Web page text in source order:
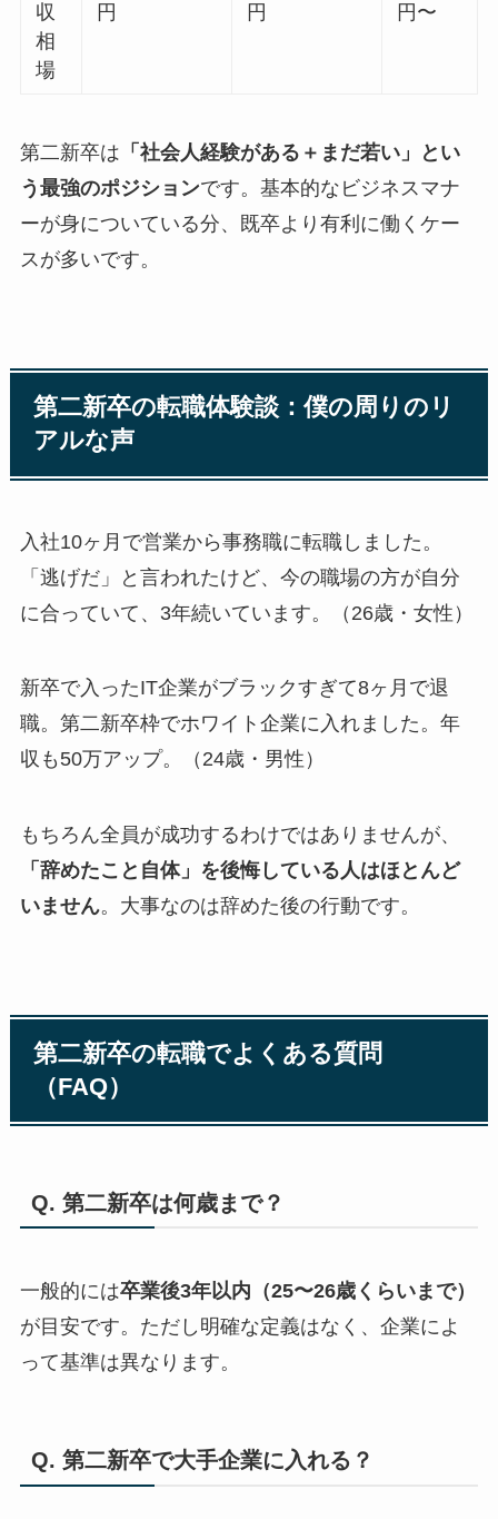
収
相
場
円
円
円〜
第二新卒は 「社会人経験がある＋まだ若い」とい
う最強のポジションです。基本的なビジネスマナ
ーが身についている分、既卒より有利に働くケー
スが多いです。
第二新卒の転職体験談：僕の周りのリ
アルな声
入社10ヶ月で営業から事務職に転職しました。
「逃げだ」と言われたけど、今の職場の方が自分
に合っていて、3年続いています。（26歳・女性）
新卒で入ったIT企業がブラックすぎて8ヶ月で退
職。第二新卒枠でホワイト企業に入れました。年
収も50万アップ。（24歳・男性）
もちろん全員が成功するわけではありませんが、
「辞めたこと自体」を後悔している人はほとんど
いません。大事なのは辞めた後の行動です。
第二新卒の転職でよくある質問
（FAQ）
Q. 第二新卒は何歳まで？
一般的には卒業後3年以内（25〜26歳くらいまで）
が目安です。ただし明確な定義はなく、企業によ
って基準は異なります。
Q. 第二新卒で大手企業に入れる？